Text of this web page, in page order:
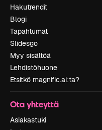
Hakutrendit
Blogi
Tapahtumat
Slidesgo
Myy sisältöä
Lehdistöhuone
Etsitkö magnific.ai:ta?
Ota yhteyttä
Asiakastuki